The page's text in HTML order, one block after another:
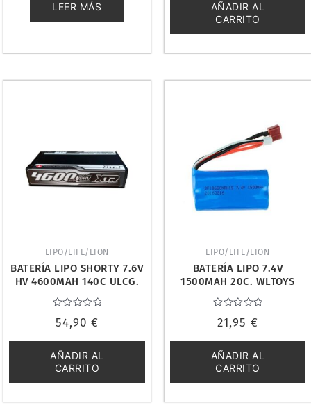
5LEER MÁS 5
AÑADIR AL
CARRITO
LIPO/LIFE/LION
BATERÍA LIPO SHORTY 7.6V
HV 4600MAH 140C ULCG.
XTR-0302
con
de
5
54,90 €
AÑADIR AL
CARRITO
LIPO/LIFE/LION
BATERÍA LIPO 7.4V
1500MAH 20C. WLTOYS
12427-123
con
de
5
21,95 €
AÑADIR AL
CARRITO